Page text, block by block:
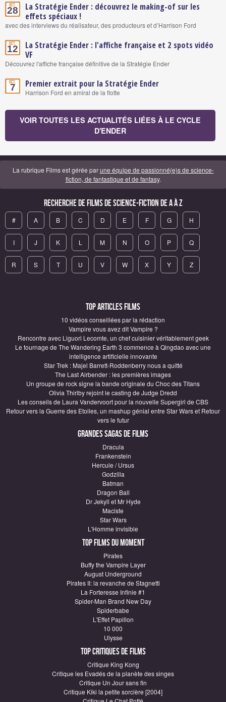
Oct.
28
La Stratégie Ender : découvrez le making-of sur les
effets spéciaux !
avec des interviews du réalisateur, des producteurs et d’Harrison Ford
Oct.
12
La Stratégie Ender : l'affiche française et 2 spots vidéo
VF
Découvrez l'affiche française définitive de la Stratégie Ender
Oct.
7 Premier extrait pour la Stratégie Ender
Harrison Ford en amiral de la flotte
VOIR TOUTES LES ACTUALITÉS LIÉES À LE CYCLE
D'ENDER
La rubrique Films est gérée parune équipe de passionné(e)s de science-
fiction, de fantastique et de fantasy.
Recherche de Films de science-fiction de A à Z
# A B C D E F G H
I J K L M N O P Q
R S T U V W X Y Z
Top articles Films
10 vidéos conseillées par la rédaction
Vampire vous avez dit Vampire ?
Rencontre avec Liguori Lecomte, un chef cuisinier véritablement geek
Le tournage de The Wandering Earth 3 commence à Qingdao avec une
intelligence artificielle innovante
Star Trek : Majel Barrett-Roddenberry nous a quitté
The Last Airbender : les premières images
Un groupe de rock signe la bande originale du Choc des Titans
Olivia Thirlby rejoint le casting de Judge Dredd
Les conseils de Laura Vandervoort pour la nouvelle Supergirl de CBS
Retour vers la Guerre des Etoiles, un mashup génial entre Star Wars et Retour
vers le futur
Grandes sagas de Films
Dracula
Frankenstein
Hercule / Ursus
Godzilla
Batman
Dragon Ball
Dr Jekyll et Mr Hyde
Maciste
Star Wars
L'Homme invisible
Top Films du moment
Pirates
Buffy the Vampire Layer
August Underground
Pirates II: la revanche de Stagnetti
La Forteresse Infinie #1
Spider-Man Brand New Day
Spiderbabe
L'Effet Papillon
10 000
Ulysse
Top critiques de Films
Critique King Kong
Critique les Evadés de la planète des singes
Critique Un Jour sans fin
Critique Kiki la petite sorcière [2004]